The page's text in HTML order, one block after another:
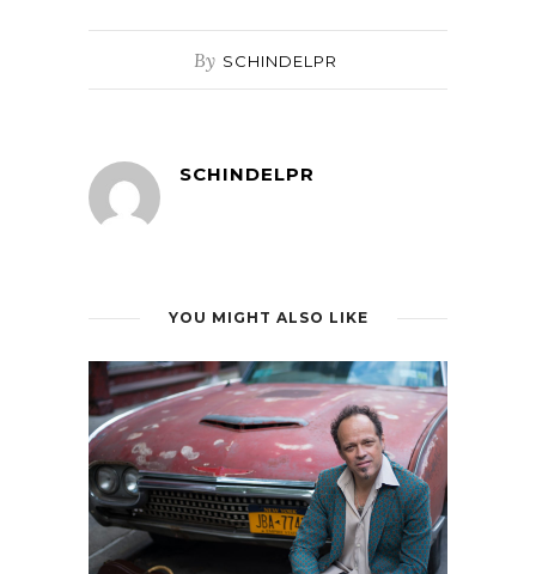
By SCHINDELPR
SCHINDELPR
YOU MIGHT ALSO LIKE